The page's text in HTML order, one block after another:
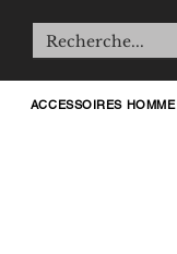
ACCESSOIRES HOMME